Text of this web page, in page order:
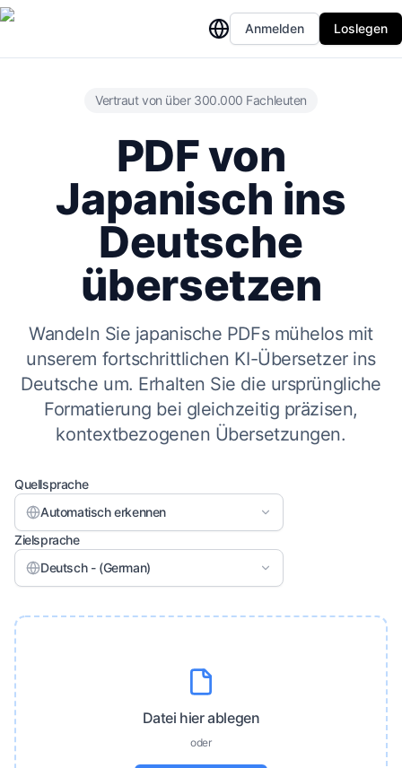
Anmelden Loslegen
Vertraut von über 300.000 Fachleuten
PDF von
Japanisch ins
Deutsche
übersetzen
Wandeln Sie japanische PDFs mühelos mit
unserem fortschrittlichen KI-Übersetzer ins
Deutsche um. Erhalten Sie die ursprüngliche
Formatierung bei gleichzeitig präzisen,
kontextbezogenen Übersetzungen.
Quellsprache
Automatisch erkennen
Zielsprache
Deutsch - (German)
Datei hier ablegen
oder